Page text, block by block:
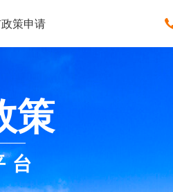
策申请
策
台